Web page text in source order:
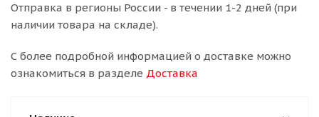
Отправка в регионы России - в течении 1-2 дней (при
наличии товара на складе).
С более подробной информацией о доставке можно
ознакомиться в разделе Доставка